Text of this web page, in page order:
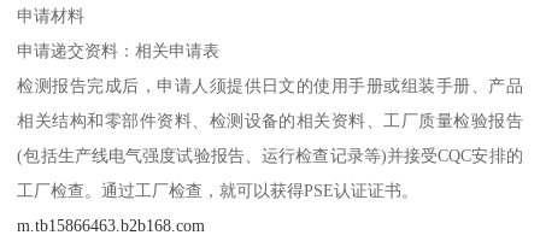
申请材料
申请递交资料：相关申请表
检测报告完成后，申请人须提供日文的使用手册或组装手册、产品
相关结构和零部件资料、检测设备的相关资料、工厂质量检验报告
(包括生产线电气强度试验报告、运行检查记录等)并接受CQC安排的
工厂检查。通过工厂检查，就可以获得PSE认证证书。
m.tb15866463.b2b168.com